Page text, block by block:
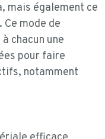
mais également ce
mode de
chacun une
pour faire
notamment